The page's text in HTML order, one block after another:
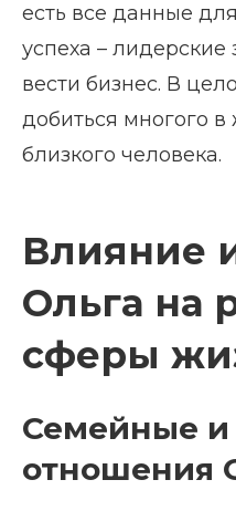
есть все данные
успеха – лидерские
вести бизнес. В
добиться многого
близкого человека.
Влияние
Ольга на
сферы
Семейные
отношения